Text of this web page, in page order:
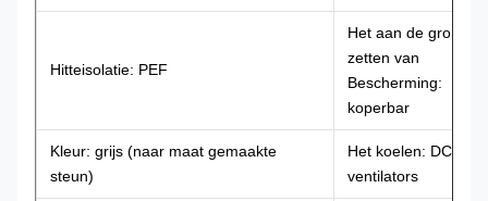
Hitteisolatie: PEF
Het aan de grond
zetten van
Bescherming:
koperbar
Kleur: grijs (naar maat gemaakte
steun)
Het koelen: DC48V
ventilators